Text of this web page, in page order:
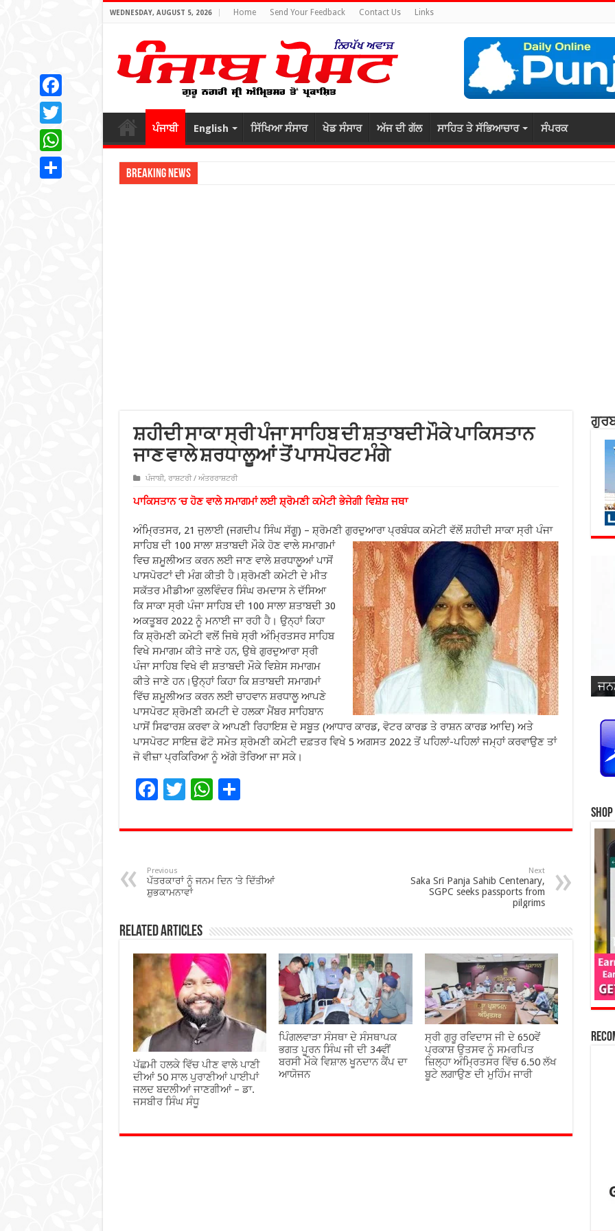
WEDNESDAY, AUGUST 5, 2026 Home Send Your Feedback Contact Us Links
ਪੰਜਾਬੀ English ਸਿੱਖਿਆ ਸੰਸਾਰ ਖੇਡ ਸੰਸਾਰ ਅੱਜ ਦੀ ਗੱਲ ਸਾਹਿਤ ਤੇ ਸੱਭਿਆਚਾਰ ਸੰਪਰਕ
Breaking News
ਸ਼ਹੀਦੀ ਸਾਕਾ ਸ੍ਰੀ ਪੰਜਾ ਸਾਹਿਬ ਦੀ ਸ਼ਤਾਬਦੀ ਮੌਕੇ ਪਾਕਿਸਤਾਨ
ਜਾਣ ਵਾਲੇ ਸ਼ਰਧਾਲੂਆਂ ਤੋਂ ਪਾਸਪੋਰਟ ਮੰਗੇ
ਪੰਜਾਬੀ, ਰਾਸ਼ਟਰੀ / ਅੰਤਰਰਾਸ਼ਟਰੀ
ਪਾਕਿਸਤਾਨ ’ਚ ਹੋਣ ਵਾਲੇ ਸਮਾਗਮਾਂ ਲਈ ਸ਼੍ਰੋਮਣੀ ਕਮੇਟੀ ਭੇਜੇਗੀ ਵਿਸ਼ੇਸ਼ ਜਥਾ
ਅੰਮ੍ਰਿਤਸਰ, 21 ਜੁਲਾਈ (ਜਗਦੀਪ ਸਿੰਘ ਸੱਗੂ) – ਸ਼੍ਰੋਮਣੀ ਗੁਰਦੁਆਰਾ ਪ੍ਰਬੰਧਕ ਕਮੇਟੀ ਵੱਲੋਂ ਸ਼ਹੀਦੀ ਸਾਕਾ ਸ੍ਰੀ ਪੰਜਾ
ਸਾਹਿਬ ਦੀ 100 ਸਾਲਾ ਸ਼ਤਾਬਦੀ ਮੌਕੇ ਹੋਣ ਵਾਲੇ ਸਮਾਗਮਾਂ
ਵਿਚ ਸ਼ਮੂਲੀਅਤ ਕਰਨ ਲਈ ਜਾਣ ਵਾਲੇ ਸ਼ਰਧਾਲੂਆਂ ਪਾਸੋਂ
ਪਾਸਪੋਰਟਾਂ ਦੀ ਮੰਗ ਕੀਤੀ ਹੈ।ਸ਼੍ਰੋਮਣੀ ਕਮੇਟੀ ਦੇ ਮੀਤ
ਸਕੱਤਰ ਮੀਡੀਆ ਕੁਲਵਿੰਦਰ ਸਿੰਘ ਰਮਦਾਸ ਨੇ ਦੱਸਿਆ
ਕਿ ਸਾਕਾ ਸ੍ਰੀ ਪੰਜਾ ਸਾਹਿਬ ਦੀ 100 ਸਾਲਾ ਸ਼ਤਾਬਦੀ 30
ਅਕਤੂਬਰ 2022 ਨੂੰ ਮਨਾਈ ਜਾ ਰਹੀ ਹੈ। ਉਨ੍ਹਾਂ ਕਿਹਾ
ਕਿ ਸ਼੍ਰੋਮਣੀ ਕਮੇਟੀ ਵਲੋਂ ਜਿਥੇ ਸ੍ਰੀ ਅੰਮ੍ਰਿਤਸਰ ਸਾਹਿਬ
ਵਿਖੇ ਸਮਾਗਮ ਕੀਤੇ ਜਾਣੇ ਹਨ, ਉਥੇ ਗੁਰਦੁਆਰਾ ਸ੍ਰੀ
ਪੰਜਾ ਸਾਹਿਬ ਵਿਖੇ ਵੀ ਸ਼ਤਾਬਦੀ ਮੌਕੇ ਵਿਸ਼ੇਸ ਸਮਾਗਮ
ਕੀਤੇ ਜਾਣੇ ਹਨ।ਉਨ੍ਹਾਂ ਕਿਹਾ ਕਿ ਸ਼ਤਾਬਦੀ ਸਮਾਗਮਾਂ
ਵਿੱਚ ਸ਼ਮੂਲੀਅਤ ਕਰਨ ਲਈ ਚਾਹਵਾਨ ਸ਼ਰਧਾਲੂ ਆਪਣੇ
ਪਾਸਪੋਰਟ ਸ਼੍ਰੋਮਣੀ ਕਮਟੀ ਦੇ ਹਲਕਾ ਮੈਂਬਰ ਸਾਹਿਬਾਨ
ਪਾਸੋਂ ਸਿਫਾਰਸ਼ ਕਰਵਾ ਕੇ ਆਪਣੀ ਰਿਹਾਇਸ਼ ਦੇ ਸਬੂਤ (ਆਧਾਰ ਕਾਰਡ, ਵੋਟਰ ਕਾਰਡ ਤੇ ਰਾਸ਼ਨ ਕਾਰਡ ਆਦਿ) ਅਤੇ
ਪਾਸਪੋਰਟ ਸਾਇਜ਼ ਫੋਟੋ ਸਮੇਤ ਸ਼੍ਰੋਮਣੀ ਕਮੇਟੀ ਦਫ਼ਤਰ ਵਿਖੇ 5 ਅਗਸਤ 2022 ਤੋਂ ਪਹਿਲਾਂ-ਪਹਿਲਾਂ ਜਮ੍ਹਾਂ ਕਰਵਾਉਣ ਤਾਂ
ਜੋ ਵੀਜ਼ਾ ਪ੍ਰਕਿਰਿਆ ਨੂੰ ਅੱਗੇ ਤੋਰਿਆ ਜਾ ਸਕੇ।
F
e
o
o
k
T
tt
W
at
p
S
ar
Previous
ਪੱਤਰਕਾਰਾਂ ਨੂੰ ਜਨਮ ਦਿਨ ‘ਤੇ ਦਿੱਤੀਆਂ
ਸ਼ੁਭਕਾਮਨਾਵਾਂ
Next
Saka Sri Panja Sahib Centenary,
SGPC seeks passports from
pilgrims
Related Articles
ਪੱਛਮੀ ਹਲਕੇ ਵਿੱਚ ਪੀਣ ਵਾਲੇ ਪਾਣੀ
ਦੀਆਂ 50 ਸਾਲ ਪੁਰਾਣੀਆਂ ਪਾਈਪਾਂ
ਜਲਦ ਬਦਲੀਆਂ ਜਾਣਗੀਆਂ – ਡਾ.
ਜਸਬੀਰ ਸਿੰਘ ਸੰਧੂ
ਪਿੰਗਲਵਾੜਾ ਸੰਸਥਾ ਦੇ ਸੰਸਥਾਪਕ
ਭਗਤ ਪੂਰਨ ਸਿੰਘ ਜੀ ਦੀ 34ਵੀਂ
ਬਰਸੀ ਮੌਕੇ ਵਿਸ਼ਾਲ ਖੂਨਦਾਨ ਕੈਂਪ ਦਾ
ਆਯੋਜਨ
ਸ੍ਰੀ ਗੁਰੂ ਰਵਿਦਾਸ ਜੀ ਦੇ 650ਵੇਂ
ਪ੍ਰਕਾਸ਼ ਉਤਸਵ ਨੂੰ ਸਮਰਪਿਤ
ਜ਼ਿਲ੍ਹਾ ਅੰਮ੍ਰਿਤਸਰ ਵਿੱਚ 6.50 ਲੱਖ
ਬੂਟੇ ਲਗਾਉਣ ਦੀ ਮੁਹਿੰਮ ਜਾਰੀ
Facebook
Twitter
WhatsApp